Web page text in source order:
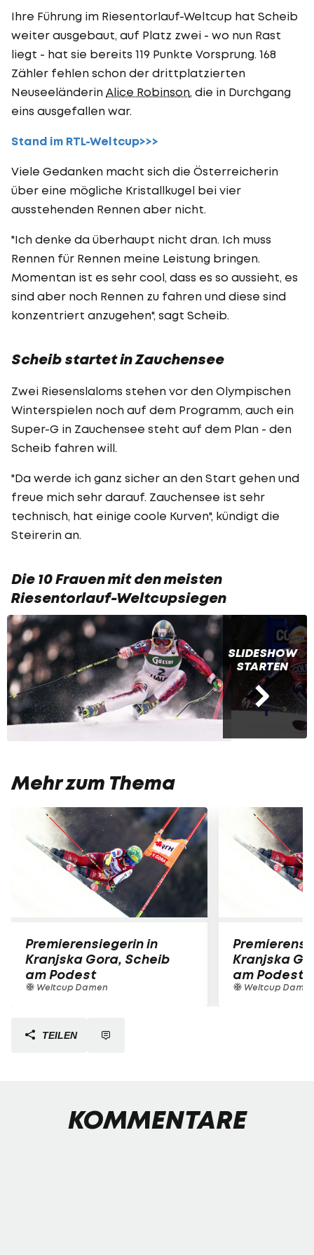
Ihre Führung im Riesentorlauf-Weltcup hat Scheib
weiter ausgebaut, auf Platz zwei - wo nun Rast
liegt - hat sie bereits 119 Punkte Vorsprung. 168
Zähler fehlen schon der drittplatzierten
Neuseeländerin Alice Robinson, die in Durchgang
eins ausgefallen war.
Stand im RTL-Weltcup>>>
Viele Gedanken macht sich die Österreicherin
über eine mögliche Kristallkugel bei vier
ausstehenden Rennen aber nicht.
"Ich denke da überhaupt nicht dran. Ich muss
Rennen für Rennen meine Leistung bringen.
Momentan ist es sehr cool, dass es so aussieht, es
sind aber noch Rennen zu fahren und diese sind
konzentriert anzugehen", sagt Scheib.
Scheib startet in Zauchensee
Zwei Riesenslaloms stehen vor den Olympischen
Winterspielen noch auf dem Programm, auch ein
Super-G in Zauchensee steht auf dem Plan - den
Scheib fahren will.
"Da werde ich ganz sicher an den Start gehen und
freue mich sehr darauf. Zauchensee ist sehr
technisch, hat einige coole Kurven", kündigt die
Steirerin an.
Die 10 Frauen mit den meisten
Riesentorlauf-Weltcupsiegen
SLIDESHOW
STARTEN
Mehr zum Thema
Premierensiegerin in
Kranjska Gora, Scheib
am Podest
Weltcup Damen
Kranjska
am Podest
Weltcup
TEILEN
KOMMENTARE